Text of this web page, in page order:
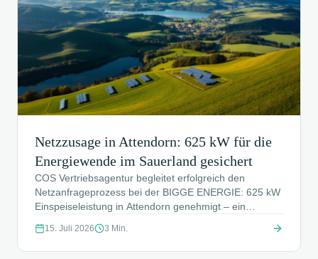
Netzzusage in Attendorn: 625 kW für die
Energiewende im Sauerland gesichert
COS Vertriebsagentur begleitet erfolgreich den
Netzanfrageprozess bei der BIGGE ENERGIE: 625 kW
Einspeiseleistung in Attendorn genehmigt – ein
Sauerland.
15. Juli 2026 3 Min.